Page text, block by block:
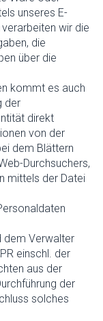
unseres E-
wir die
die
über die
kommt es auch
der
direkt
von der
dem Blättern
Durchsuchers,
mittels der Datei
dem Verwalter
einschl. der
aus der
der
solches